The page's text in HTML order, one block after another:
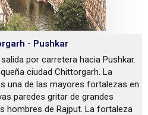
- Pushkar
por carretera hacia Pushkar.
ciudad Chittorgarh. La
una de las mayores fortalezas en
paredes gritar de grandes
hombres de Rajput. La fortaleza